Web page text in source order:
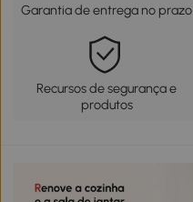
Garantia de entrega no prazo
Recursos de segurança e
produtos